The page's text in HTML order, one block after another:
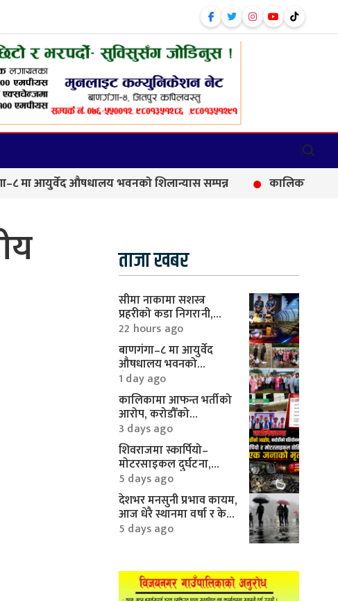
औषधालय भवनको शिलान्यास सम्पन्न कालिकामा आफन्त भर्तीको
ताजा खबर
सीमा नाकामा सशस्त्र
प्रहरीको कडा निगरानी,
करिब १० लाखका
मोटरपार्ट्स बरामद
22 hours ago
बाणगंगा–८ मा आयुर्वेद
औषधालय भवनको
शिलान्यास सम्पन्न
1 day ago
कालिकामा आफन्त भर्तीको
आरोप, करोडौँको
परियोजनामाथि गम्भीर प्रश्न
3 days ago
शिवराजमा स्कार्पियो–
मोटरसाइकल दुर्घटना,
एकको मृत्यु
5 days ago
देशभर मनसुनी प्रभाव कायम,
आज धेरै स्थानमा वर्षा र केही
क्षेत्रमा भारी वर्षाको
5 days ago